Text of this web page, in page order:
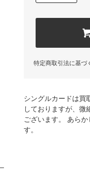
特定商取引法に基づ
シングルカードは買
しておりますが、微
ございます。 あら
す。